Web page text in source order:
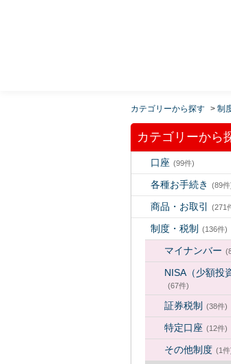
カテゴリーから探す > 制
カテゴリーから
口座 (99件)
各種お手続き (89件
商品・お取引 (271
制度・税制 (136件)
マイナンバー
NISA（少額投
(67件)
証券税制 (38件)
特定口座 (12件)
その他制度 (1件